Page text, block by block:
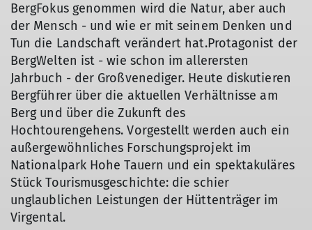
BergFokus genommen wird die Natur, aber auch
der Mensch - und wie er mit seinem Denken und
Tun die Landschaft verändert hat.Protagonist der
BergWelten ist - wie schon im allerersten
Jahrbuch - der Großvenediger. Heute diskutieren
Bergführer über die aktuellen Verhältnisse am
Berg und über die Zukunft des
Hochtourengehens. Vorgestellt werden auch ein
außergewöhnliches Forschungsprojekt im
Nationalpark Hohe Tauern und ein spektakuläres
Stück Tourismusgeschichte: die schier
unglaublichen Leistungen der Hüttenträger im
Virgental.
© DAV, Verlag: Tyrolia-Verlag Innsbruck